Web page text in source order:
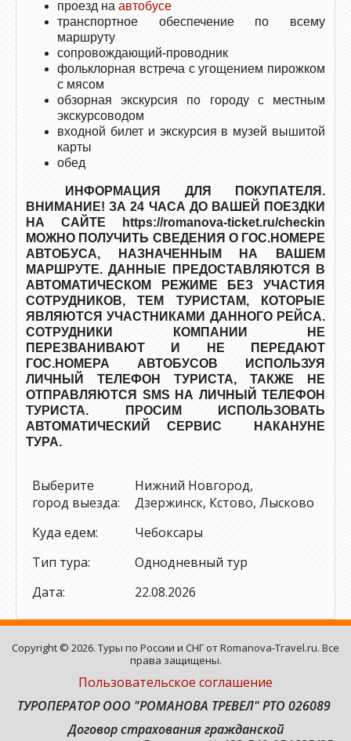
проезд на автобусе
транспортное обеспечение по всему
маршруту
сопровождающий-проводник
фольклорная встреча с угощением пирожком
с мясом
обзорная экскурсия по городу с местным
экскурсоводом
входной билет и экскурсия в музей вышитой
карты
обед
ИНФОРМАЦИЯ ДЛЯ ПОКУПАТЕЛЯ.
ВНИМАНИЕ! ЗА 24 ЧАСА ДО ВАШЕЙ ПОЕЗДКИ
НА САЙТЕ https://romanova-ticket.ru/checkin
МОЖНО ПОЛУЧИТЬ СВЕДЕНИЯ О ГОС.НОМЕРЕ
АВТОБУСА, НАЗНАЧЕННЫМ НА ВАШЕМ
МАРШРУТЕ. ДАННЫЕ ПРЕДОСТАВЛЯЮТСЯ В
АВТОМАТИЧЕСКОМ РЕЖИМЕ БЕЗ УЧАСТИЯ
СОТРУДНИКОВ, ТЕМ ТУРИСТАМ, КОТОРЫЕ
ЯВЛЯЮТСЯ УЧАСТНИКАМИ ДАННОГО РЕЙСА.
СОТРУДНИКИ КОМПАНИИ НЕ
ПЕРЕЗВАНИВАЮТ И НЕ ПЕРЕДАЮТ
ГОС.НОМЕРА АВТОБУСОВ ИСПОЛЬЗУЯ
ЛИЧНЫЙ ТЕЛЕФОН ТУРИСТА, ТАКЖЕ НЕ
ОТПРАВЛЯЮТСЯ SMS НА ЛИЧНЫЙ ТЕЛЕФОН
ТУРИСТА. ПРОСИМ ИСПОЛЬЗОВАТЬ
АВТОМАТИЧЕСКИЙ СЕРВИС НАКАНУНЕ
ТУРА.
Выберите
город выезда:
Нижний Новгород,
Дзержинск, Кстово, Лысково
Куда едем:
Чебоксары
Тип тура:
Однодневный тур
Дата:
22.08.2026
Copyright © 2026. Туры по России и СНГ от Romanova-Travel.ru. Все
права защищены.
Пользовательское соглашение
ТУРОПЕРАТОР ООО "РОМАНОВА ТРЕВЕЛ" РТО 026089
Договор страхования гражданской